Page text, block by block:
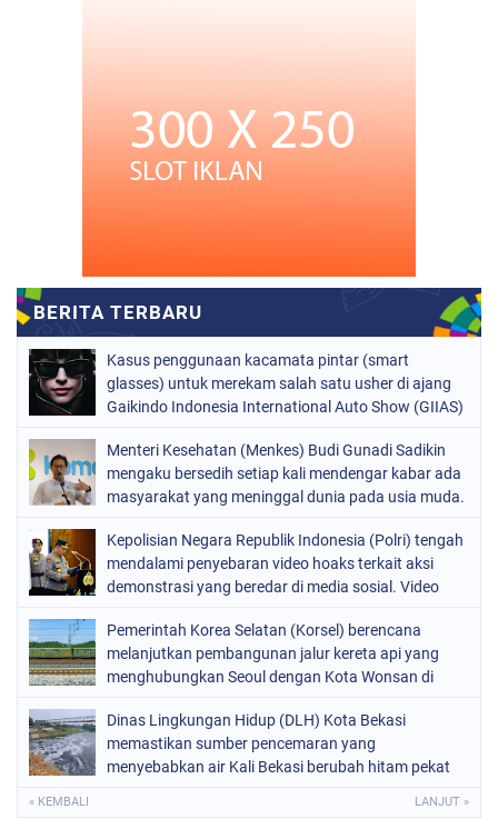
Kasus penggunaan kacamata pintar (smart
glasses) untuk merekam salah satu usher di ajang
Gaikindo Indonesia International Auto Show (GIIAS)
Menteri Kesehatan (Menkes) Budi Gunadi Sadikin
mengaku bersedih setiap kali mendengar kabar ada
masyarakat yang meninggal dunia pada usia muda.
menteri kesehatan apabila masih ada warga yang
kehilangan nyawa
Kepolisian Negara Republik Indonesia (Polri) tengah
mendalami penyebaran video hoaks terkait aksi
demonstrasi yang beredar di media sosial. Video
lama yang kembali diunggah
Pemerintah Korea Selatan (Korsel) berencana
melanjutkan pembangunan jalur kereta api yang
menghubungkan Seoul dengan Kota Wonsan di
Dinas Lingkungan Hidup (DLH) Kota Bekasi
memastikan sumber pencemaran yang
menyebabkan air Kali Bekasi berubah hitam pekat
« KEMBALI LANJUT »